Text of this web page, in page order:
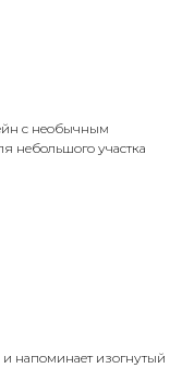
с необычным
небольшого участка
напоминает изогнутый